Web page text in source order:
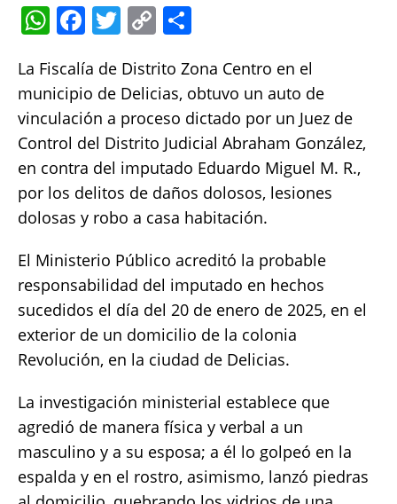
W
at
s
A
p
p
F
c
e
b
o
o
k
T
it
te
r
C
p
y
Li
n
k
a
re
La Fiscalía de Distrito Zona Centro en el
municipio de Delicias, obtuvo un auto de
vinculación a proceso dictado por un Juez de
Control del Distrito Judicial Abraham González,
en contra del imputado Eduardo Miguel M. R.,
por los delitos de daños dolosos, lesiones
dolosas y robo a casa habitación.
El Ministerio Público acreditó la probable
responsabilidad del imputado en hechos
sucedidos el día del 20 de enero de 2025, en el
exterior de un domicilio de la colonia
Revolución, en la ciudad de Delicias.
La investigación ministerial establece que
agredió de manera física y verbal a un
masculino y a su esposa; a él lo golpeó en la
espalda y en el rostro, asimismo, lanzó piedras